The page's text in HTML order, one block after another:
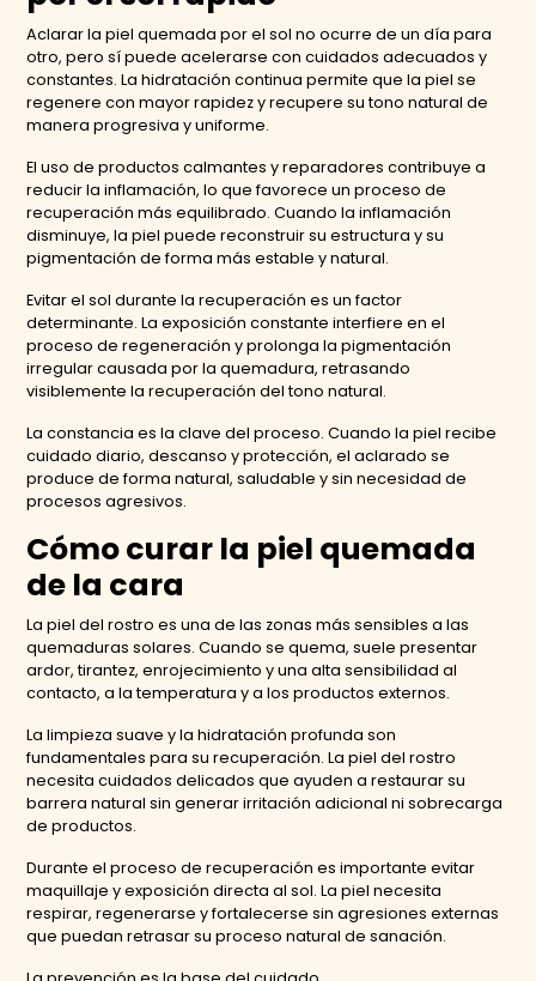
Aclarar la piel quemada por el sol no ocurre de un día para
otro, pero sí puede acelerarse con cuidados adecuados y
constantes. La hidratación continua permite que la piel se
regenere con mayor rapidez y recupere su tono natural de
manera progresiva y uniforme.
El uso de productos calmantes y reparadores contribuye a
reducir la inflamación, lo que favorece un proceso de
recuperación más equilibrado. Cuando la inflamación
disminuye, la piel puede reconstruir su estructura y su
pigmentación de forma más estable y natural.
Evitar el sol durante la recuperación es un factor
determinante. La exposición constante interfiere en el
proceso de regeneración y prolonga la pigmentación
irregular causada por la quemadura, retrasando
visiblemente la recuperación del tono natural.
La constancia es la clave del proceso. Cuando la piel recibe
cuidado diario, descanso y protección, el aclarado se
produce de forma natural, saludable y sin necesidad de
procesos agresivos.
Cómo curar la piel quemada
de la cara
La piel del rostro es una de las zonas más sensibles a las
quemaduras solares. Cuando se quema, suele presentar
ardor, tirantez, enrojecimiento y una alta sensibilidad al
contacto, a la temperatura y a los productos externos.
La limpieza suave y la hidratación profunda son
fundamentales para su recuperación. La piel del rostro
necesita cuidados delicados que ayuden a restaurar su
barrera natural sin generar irritación adicional ni sobrecarga
de productos.
Durante el proceso de recuperación es importante evitar
maquillaje y exposición directa al sol. La piel necesita
respirar, regenerarse y fortalecerse sin agresiones externas
que puedan retrasar su proceso natural de sanación.